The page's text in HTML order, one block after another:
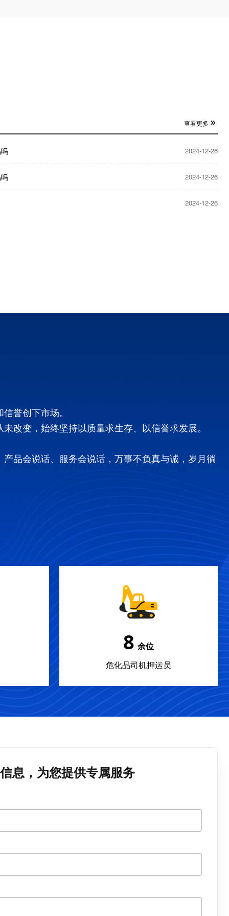
查看更多
2024-12-26
2024-12-26
2024-12-26
誉创下市场。
改变，始终坚持以质量求生存、以信誉求发展。
品会说话、服务会说话，万事不负真与诚，岁月徜
12 余位
危化品司机押运员
息，为您提供专属服务